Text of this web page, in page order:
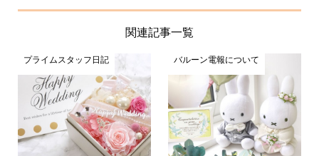
関連記事一覧
プライムスタッフ日記 バルーン電報について